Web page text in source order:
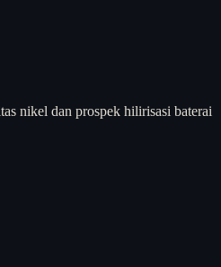
nikel dan prospek hilirisasi baterai